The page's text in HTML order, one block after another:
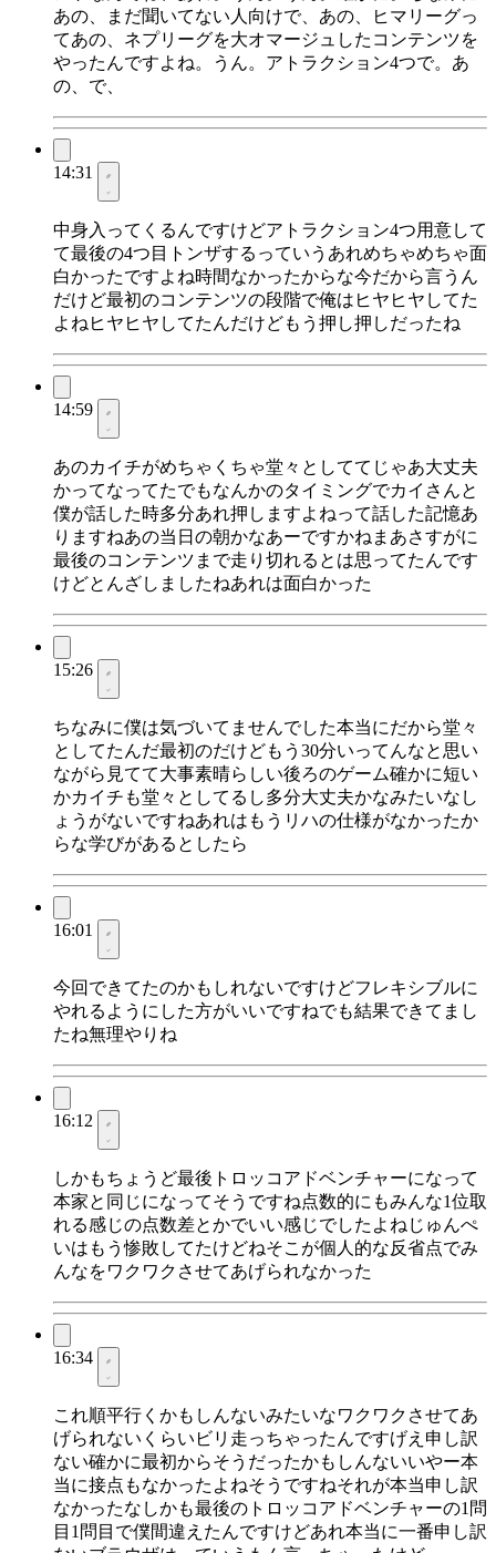
あの、まだ聞いてない人向けで、あの、ヒマリーグっ
てあの、ネプリーグを大オマージュしたコンテンツを
やったんですよね。うん。アトラクション4つで。あ
の、で、
14:31
中身入ってくるんですけどアトラクション4つ用意して
て最後の4つ目トンザするっていうあれめちゃめちゃ面
白かったですよね時間なかったからな今だから言うん
だけど最初のコンテンツの段階で俺はヒヤヒヤしてた
よねヒヤヒヤしてたんだけどもう押し押しだったね
14:59
あのカイチがめちゃくちゃ堂々としててじゃあ大丈夫
かってなってたでもなんかのタイミングでカイさんと
僕が話した時多分あれ押しますよねって話した記憶あ
りますねあの当日の朝かなあーですかねまあさすがに
最後のコンテンツまで走り切れるとは思ってたんです
けどとんざしましたねあれは面白かった
15:26
ちなみに僕は気づいてませんでした本当にだから堂々
としてたんだ最初のだけどもう30分いってんなと思い
ながら見てて大事素晴らしい後ろのゲーム確かに短い
かカイチも堂々としてるし多分大丈夫かなみたいなし
ょうがないですねあれはもうリハの仕様がなかったか
らな学びがあるとしたら
16:01
今回できてたのかもしれないですけどフレキシブルに
やれるようにした方がいいですねでも結果できてまし
たね無理やりね
16:12
しかもちょうど最後トロッコアドベンチャーになって
本家と同じになってそうですね点数的にもみんな1位取
れる感じの点数差とかでいい感じでしたよねじゅんぺ
いはもう惨敗してたけどねそこが個人的な反省点でみ
んなをワクワクさせてあげられなかった
16:34
これ順平行くかもしんないみたいなワクワクさせてあ
げられないくらいビリ走っちゃったんですげえ申し訳
ない確かに最初からそうだったかもしんないいやー本
当に接点もなかったよねそうですねそれが本当申し訳
なかったなしかも最後のトロッコアドベンチャーの1問
目1問目で僕間違えたんですけどあれ本当に一番申し訳